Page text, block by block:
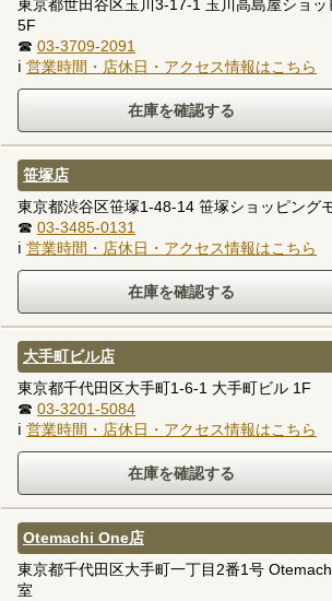
東京都世田谷区玉川3-17-1 玉川高島屋ショ
5F
☎ 03-3709-2091
ℹ 営業時間・店休日・アクセス情報はこちら
笹塚店
東京都渋谷区笹塚1-48-14 笹塚ショッピング
☎ 03-3485-0131
ℹ 営業時間・店休日・アクセス情報はこちら
大手町ビル店
東京都千代田区大手町1-6-1 大手町ビル 1F
☎ 03-3201-5084
ℹ 営業時間・店休日・アクセス情報はこちら
Otemachi One店
東京都千代田区大手町一丁目2番1号
室